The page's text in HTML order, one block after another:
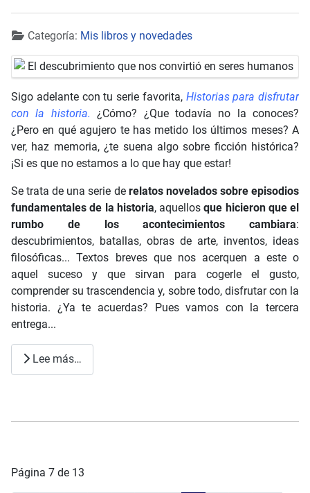
Detalles
Categoría: Mis libros y novedades
Sigo adelante con tu serie favorita, Historias para disfrutar
con la historia. ¿Cómo? ¿Que todavía no la conoces?
¿Pero en qué agujero te has metido los últimos meses? A
ver, haz memoria, ¿te suena algo sobre ficción histórica?
¡Si es que no estamos a lo que hay que estar!
Se trata de una serie de relatos novelados sobre episodios
fundamentales de la historia, aquellosque hicieron que el
rumbo de los acontecimientos cambiara:
descubrimientos, batallas, obras de arte, inventos, ideas
filosóficas... Textos breves que nos acerquen a este o
aquel suceso y que sirvan para cogerle el gusto,
comprender su trascendencia y, sobre todo, disfrutar con la
historia. ¿Ya te acuerdas? Pues vamos con la tercera
entrega...
Lee más…
Página 7 de 13